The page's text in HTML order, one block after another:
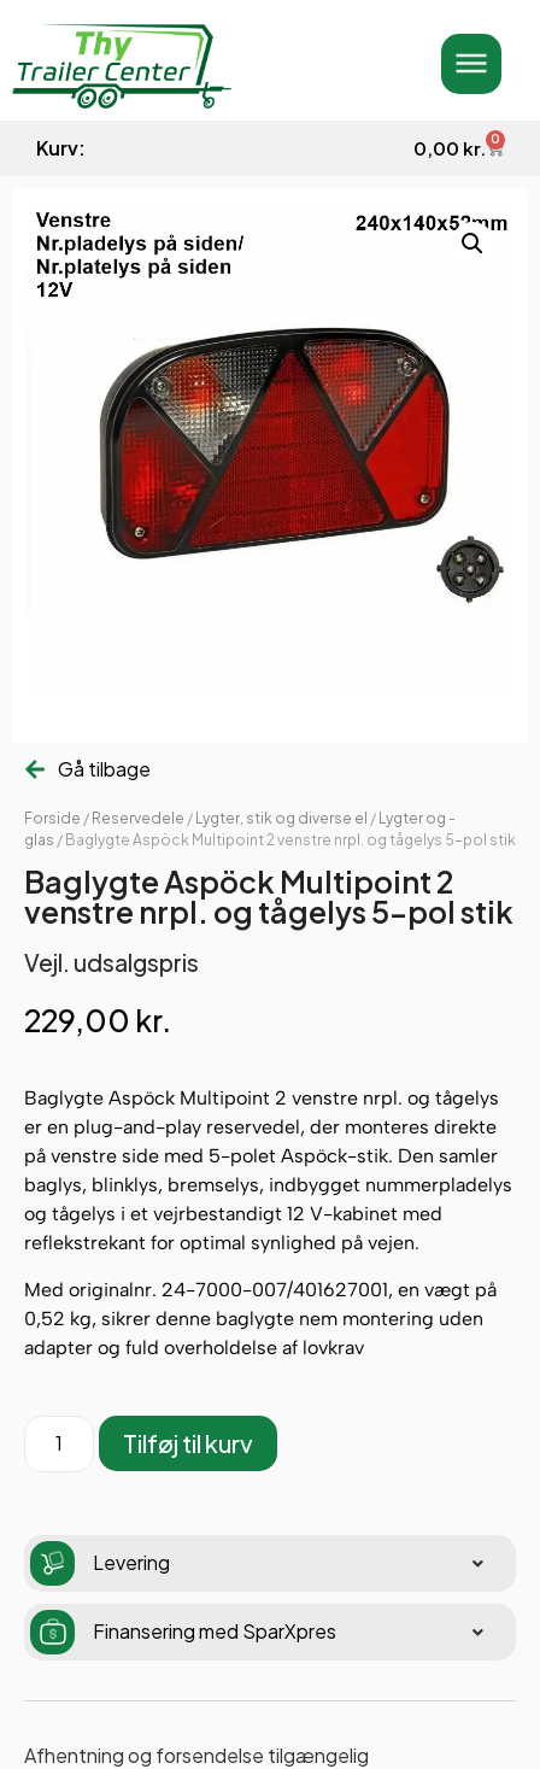
Kurv: 0,00 kr. 0
Gå tilbage
Forside / Reservedele / Lygter, stik og diverse el / Lygter og -
glas / Baglygte Aspöck Multipoint 2 venstre nrpl. og tågelys 5-pol stik
Baglygte Aspöck Multipoint 2
venstre nrpl. og tågelys 5-pol stik
Vejl. udsalgspris
229,00 kr.
Baglygte Aspöck Multipoint 2 venstre nrpl. og tågelys
er en plug-and-play reservedel, der monteres direkte
på venstre side med 5-polet Aspöck-stik. Den samler
baglys, blinklys, bremselys, indbygget nummerpladelys
og tågelys i et vejrbestandigt 12 V-kabinet med
reflekstrekant for optimal synlighed på vejen.
Med originalnr. 24-7000-007/401627001, en vægt på
0,52 kg, sikrer denne baglygte nem montering uden
adapter og fuld overholdelse af lovkrav
Tilføj til kurv
Levering
Finansering med SparXpres
Afhentning og forsendelse tilgængelig